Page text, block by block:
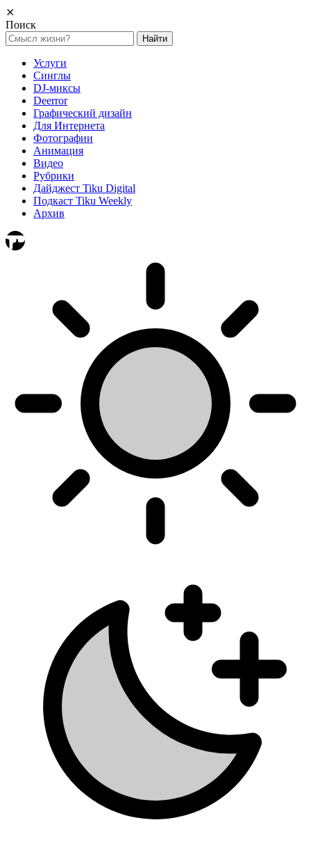
⨯
Поиск
Найти:
Услуги
Синглы
DJ-миксы
Deerror
Графический дизайн
Для Интернета
Фотографии
Анимация
Видео
Рубрики
Дайджест Tiku Digital
Подкаст Tiku Weekly
Архив